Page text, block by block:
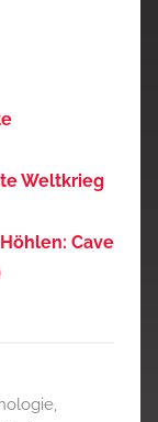
Weltkrieg
Cave
,